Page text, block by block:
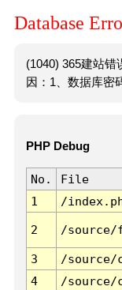
Database
(1040) 365建站
因：1、数据库密
PHP Debug
No. File
1
/
2 /source/
3 /source/
4
/source/